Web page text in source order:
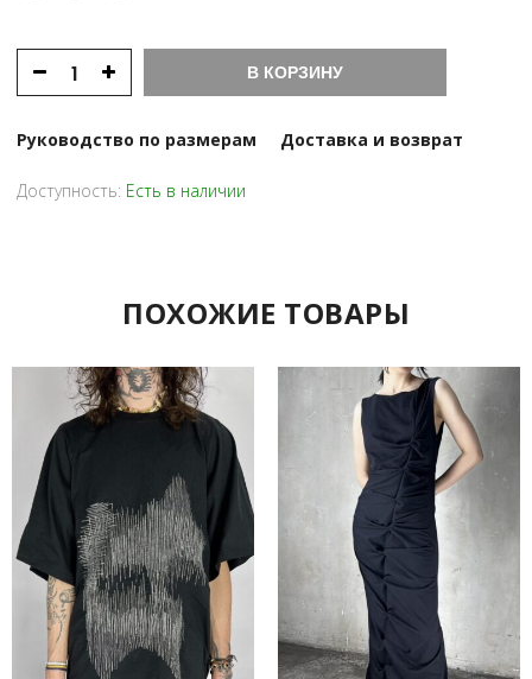
В КОРЗИНУ
Руководство по размерам Доставка и возврат
Доступность: Есть в наличии
ПОХОЖИЕ ТОВАРЫ